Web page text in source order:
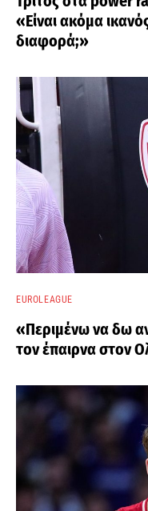
«Είναι ακόμα
διαφορά;»
EUROLEAGUE
«Περιμένω να δω
τον έπαιρνα στον